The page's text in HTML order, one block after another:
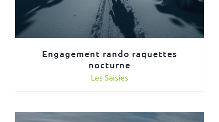
Engagement rando raquettes
nocturne
Les Saisies